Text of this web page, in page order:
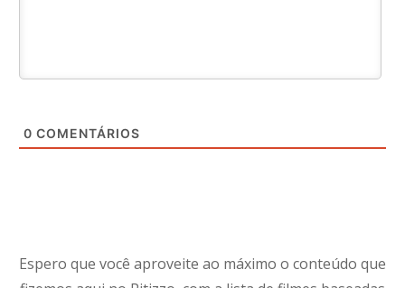
0 COMENTÁRIOS
Espero que você aproveite ao máximo o conteúdo que